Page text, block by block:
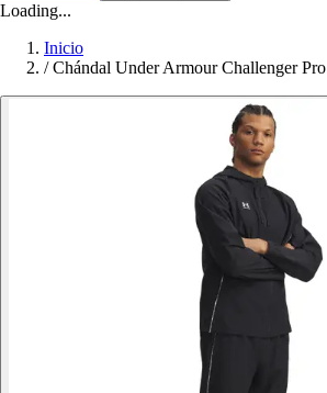
Loading...
Inicio
/ Chándal Under Armour Challenger Pro